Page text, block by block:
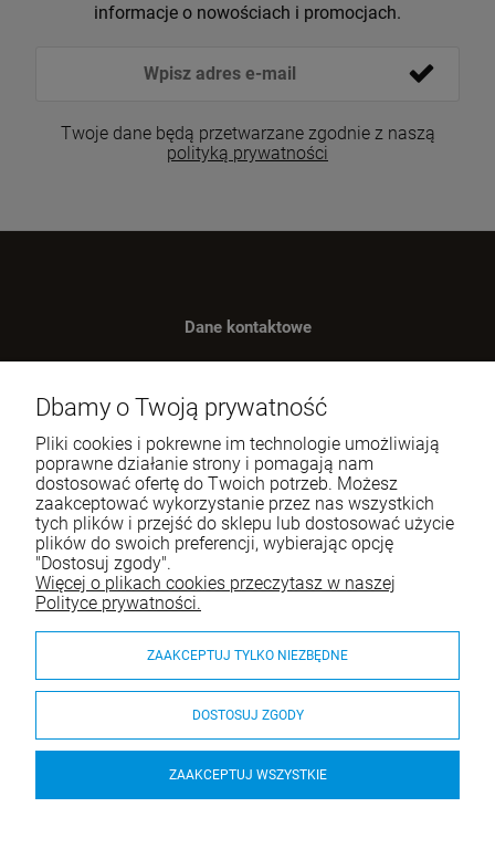
informacje o nowościach i promocjach.
Twoje dane będą przetwarzane zgodnie z naszą
polityką prywatności
Dane kontaktowe
ul. Wręczycka 268
42-202 Częstochowa
NIP: 9492236947
Tel.:
795-760-030
E-mail: sklep@itali.pl
Pomoc
Moje konto
Płatności i dostawa
Dbamy o Twoją prywatność
Pliki cookies i pokrewne im technologie umożliwiają
poprawne działanie strony i pomagają nam
dostosować ofertę do Twoich potrzeb. Możesz
zaakceptować wykorzystanie przez nas wszystkich
tych plików i przejść do sklepu lub dostosować użycie
plików do swoich preferencji, wybierając opcję
"Dostosuj zgody".
Więcej o plikach cookies przeczytasz w naszej
Polityce prywatności.
ZAAKCEPTUJ TYLKO NIEZBĘDNE
DOSTOSUJ ZGODY
ZAAKCEPTUJ WSZYSTKIE